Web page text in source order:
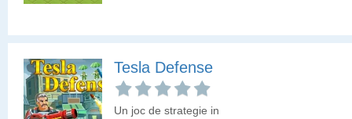
Tesla Defense
Un joc de strategie in